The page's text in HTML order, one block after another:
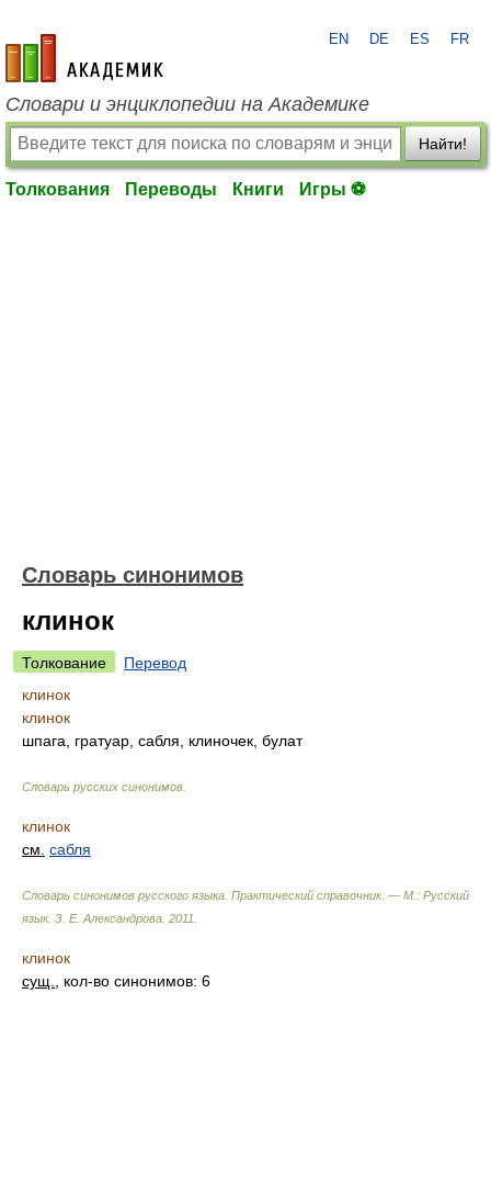
academic.ru
EN DE ES FR
Словари и энциклопедии на Академике
Найти!
Толкования Переводы Книги Игры ⚽
Словарь синонимов
клинок
Толкование
Перевод
клинок
клинок
шпага, гратуар, сабля, клиночек, булат
Словарь русских синонимов
клинок
см. сабля
Словарь синонимов русского языка. Практический справочник. — М.: Русский
язык. З. Е. Александрова 2011
клинок
сущ.
, кол-во синонимов: 6